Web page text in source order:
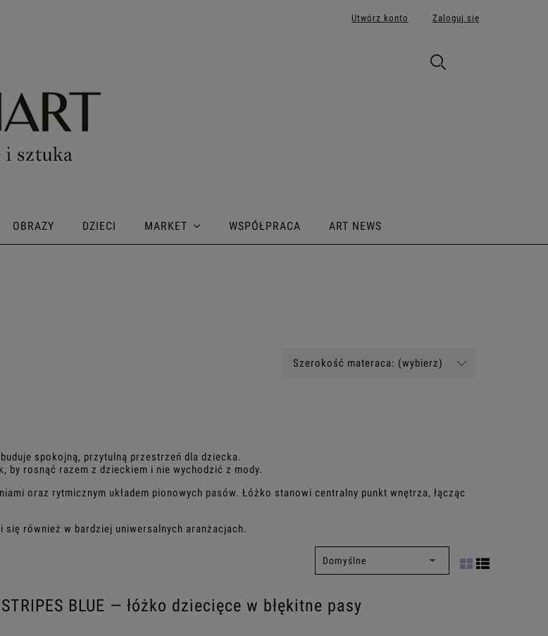
Utwórz konto Zaloguj się
OBRAZY DZIECI MARKET WSPÓŁPRACA ART NEWS
Szerokość materaca: (wybierz)
spokojną, przytulną przestrzeń dla dziecka.
by rosnąć razem z dzieckiem i nie wychodzić z mody.
oraz rytmicznym układem pionowych pasów. Łóżko stanowi centralny punkt wnętrza, łącząc
również w bardziej uniwersalnych aranżacjach.
BLUE — łóżko dziecięce w błękitne pasy